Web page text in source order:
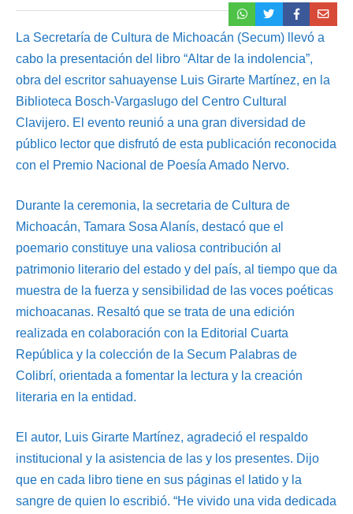
La Secretaría de Cultura de Michoacán (Secum) llevó a
cabo la presentación del libro “Altar de la indolencia”,
obra del escritor sahuayense Luis Girarte Martínez, en la
Biblioteca Bosch-Vargaslugo del Centro Cultural
Clavijero. El evento reunió a una gran diversidad de
público lector que disfrutó de esta publicación reconocida
con el Premio Nacional de Poesía Amado Nervo.
Durante la ceremonia, la secretaria de Cultura de
Michoacán, Tamara Sosa Alanís, destacó que el
poemario constituye una valiosa contribución al
patrimonio literario del estado y del país, al tiempo que da
muestra de la fuerza y sensibilidad de las voces poéticas
michoacanas. Resaltó que se trata de una edición
realizada en colaboración con la Editorial Cuarta
República y la colección de la Secum Palabras de
Colibrí, orientada a fomentar la lectura y la creación
literaria en la entidad.
El autor, Luis Girarte Martínez, agradeció el respaldo
institucional y la asistencia de las y los presentes. Dijo
que en cada libro tiene en sus páginas el latido y la
sangre de quien lo escribió. “He vivido una vida dedicada